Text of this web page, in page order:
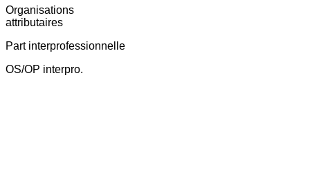
Organisations
attributaires
Part interprofessionnelle
OS/OP interpro.